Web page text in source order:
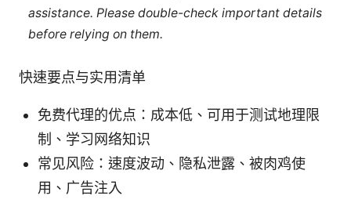
assistance. Please double-check important details
before relying on them.
快速要点与实用清单
免费代理的优点：成本低、可用于测试地理限
制、学习网络知识
常见风险：速度波动、隐私泄露、被肉鸡使
用、广告注入